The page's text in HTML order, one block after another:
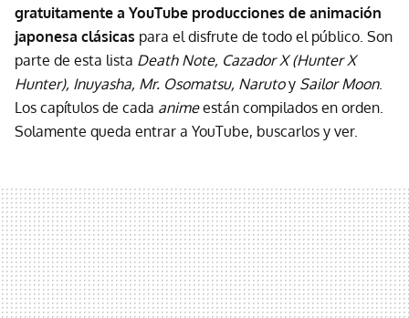
gratuitamente a YouTube producciones de animación
japonesa clásicas para el disfrute de todo el público. Son
parte de esta lista Death Note, Cazador X (Hunter X
Hunter), Inuyasha, Mr. Osomatsu, Narutoy Sailor Moon.
Los capítulos de cada animeestán compilados en orden.
Solamente queda entrar a YouTube, buscarlos y ver.